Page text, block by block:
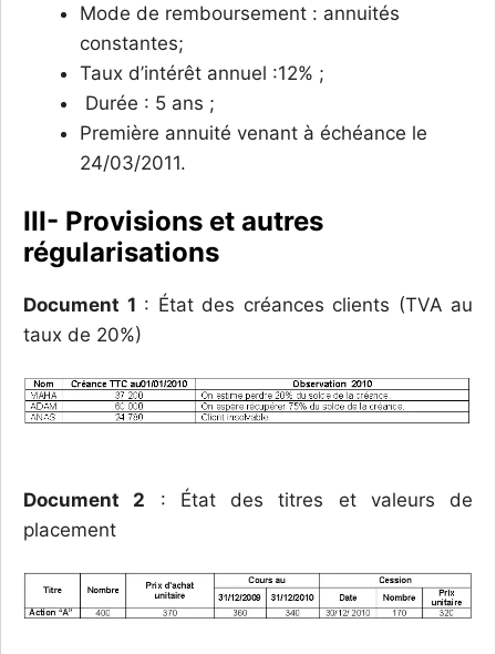
Mode de remboursement : annuités
constantes;
Taux d’intérêt annuel :12% ;
Durée : 5 ans ;
Première annuité venant à échéance le
24/03/2011.
III- Provisions et autres
régularisations
Document 1 : État des créances clients (TVA au
taux de 20%)
Document 2 : État des titres et valeurs de
placement